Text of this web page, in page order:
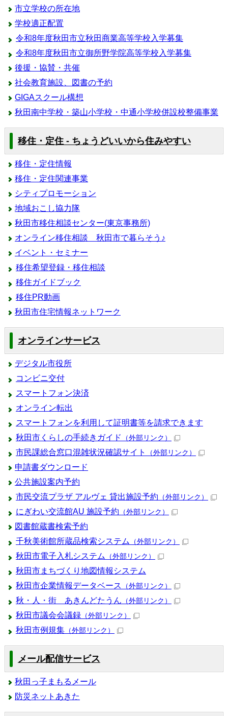
市立学校の所在地
学校適正配置
令和8年度秋田市立秋田商業高等学校入学募集
令和8年度秋田市立御所野学院高等学校入学募集
後援・協賛・共催
社会教育施設、図書の予約
GIGAスクール構想
秋田南中学校・築山小学校・中通小学校併設校整備事業
移住・定住 - ちょうどいいから住みやすい
移住・定住情報
移住・定住関連事業
シティプロモーション
地域おこし協力隊
秋田市移住相談センター(東京事務所)
オンライン移住相談 秋田市で暮らそう♪
イベント・セミナー
移住希望登録・移住相談
移住ガイドブック
移住PR動画
秋田市住宅情報ネットワーク
オンラインサービス
デジタル市役所
コンビニ交付
スマートフォン決済
オンライン転出
スマートフォンを利用して証明書等を請求できます
秋田市くらしの手続きガイド
（外部リンク）
市民課総合窓口混雑状況確認サイト （外部リンク）
申請書ダウンロード
公共施設案内予約
市民交流プラザ アルヴェ 貸出施設予約 （外部リンク）
にぎわい交流館AU 施設予約 （外部リンク）
図書館蔵書検索予約
千秋美術館所蔵品検索システム
（外部リンク）
秋田市電子入札システム （外部リンク）
秋田市まちづくり地図情報システム
秋田市企業情報データベース
（外部リンク）
秋・人・街 あきんどたうん （外部リンク）
秋田市議会会議録 （外部リンク）
秋田市例規集 （外部リンク）
メール配信サービス
秋田っ子まもるメール
防災ネットあきた